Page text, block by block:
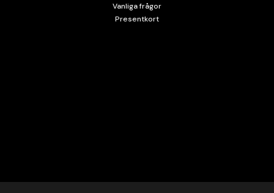
Vanliga frågor
Presentkort